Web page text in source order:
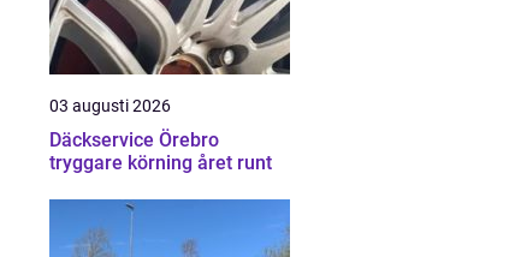
03 augusti 2026
Däckservice Örebro
tryggare körning året runt